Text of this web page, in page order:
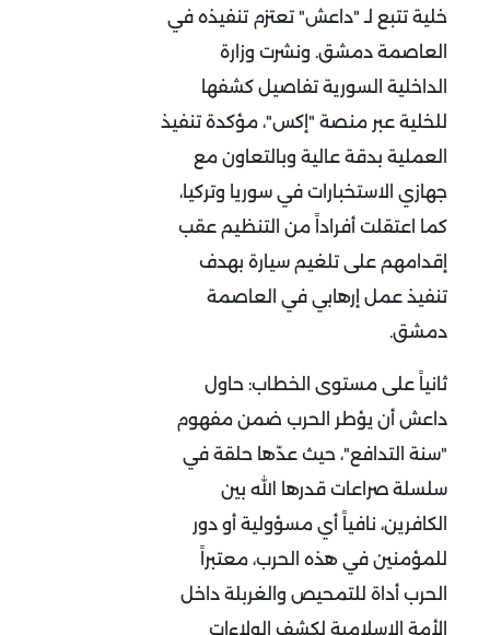
خلية تتبع لـ "داعش" تعتزم تنفيذه في
العاصمة دمشق. ونشرت وزارة
الداخلية السورية تفاصيل كشفها
للخلية عبر منصة "إكس"، مؤكدة تنفيذ
العملية بدقة عالية وبالتعاون مع
جهازي الاستخبارات في سوريا وتركيا،
كما اعتقلت أفراداً من التنظيم عقب
إقدامهم على تلغيم سيارة بهدف
تنفيذ عمل إرهابي في العاصمة
دمشق.
ثانياً على مستوى الخطاب: حاول
داعش أن يؤطر الحرب ضمن مفهوم
"سنة التدافع"، حيث عدّها حلقة في
سلسلة صراعات قدرها الله بين
الكافرين، نافياً أي مسؤولية أو دور
للمؤمنين في هذه الحرب، معتبراً
الحرب أداة للتمحيص والغربلة داخل
الأمة الإسلامية لكشف الولاءات